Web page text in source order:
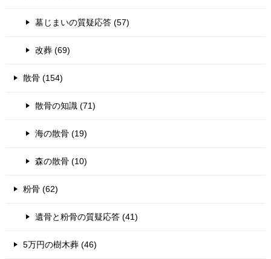
墓じまいの質疑応答 (57)
改葬 (69)
散骨 (154)
散骨の知識 (71)
海の散骨 (19)
森の散骨 (10)
粉骨 (62)
遺骨と粉骨の質疑応答 (41)
5万円の樹木葬 (46)